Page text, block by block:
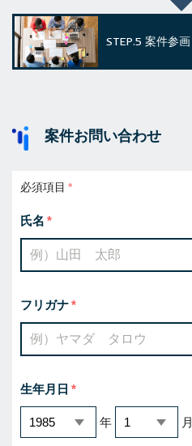
STEP.5 案件参画
案件お問い合わせ
必須項目
氏名
フリガナ
生年月日
年 月